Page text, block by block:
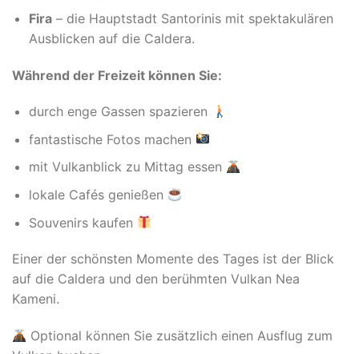
Fira– die Hauptstadt Santorinis mit spektakulären
Ausblicken auf die Caldera.
Während der Freizeit können Sie:
durch enge Gassen spazieren
fantastische Fotos machen
mit Vulkanblick zu Mittag essen
lokale Cafés genießen
Souvenirs kaufen
Einer der schönsten Momente des Tages ist der Blick
auf die Caldera und den berühmten Vulkan Nea
Kameni.
Optional können Sie zusätzlich einen Ausflug zum